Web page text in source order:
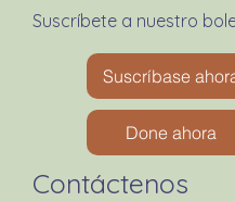
Suscríbete a nuestro
Suscríbase
Done ahora
Contáctenos